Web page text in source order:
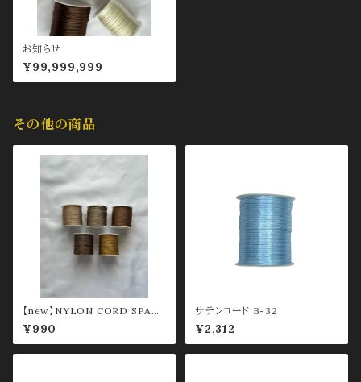
お知らせ
¥99,999,999
その他の商品
【new】NYLON CORD SPAG
¥990
サテンコード B-32
¥2,312